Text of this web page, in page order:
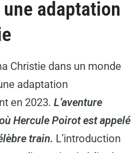
adaptation
Christie dans un monde
adaptation
en 2023. L’aventure
Hercule Poirot est appelé
train. L’introduction